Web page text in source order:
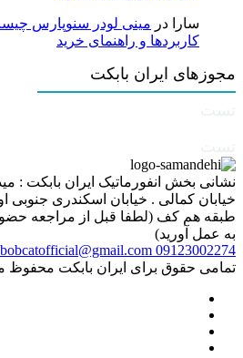
سارا در
کاربردها و راهنمای خرید
مجوزهای ایران بابکت
نشانی بخش انفورماتیک ایران بابکت :
طبقه هم کف (لطفا قبل از مراجعه
به عمل آورید)
09123002274
تمامی حقوق برای ایران بابکت محفوظ